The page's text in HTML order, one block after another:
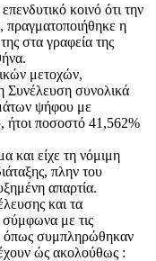
κοινό ότι την
πραγματοποιήθηκε η
στα γραφεία της
μετοχών,
Συνέλευση συνολικά
ψήφου με
ήτοι ποσοστό 41,562%
και είχε τη νόμιμη
πλην του
απαρτία.
και τα
με τις
όπως συμπληρώθηκαν
ώς ακολούθως :